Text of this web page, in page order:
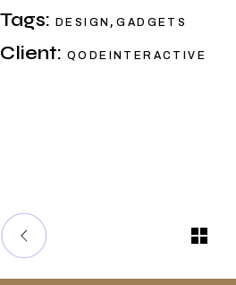
Tags: DESIGN ,GADGETS
Client: QODEINTERACTIVE